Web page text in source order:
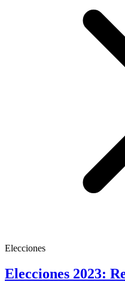
Elecciones
Elecciones 2023: